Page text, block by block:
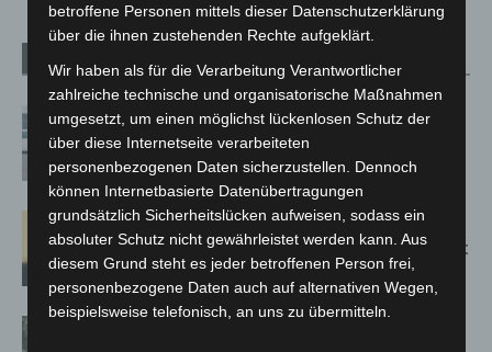
Verwandte Artikel Mehr vom Autor
Niedersachsen: Feuerwehrkräfte
kehren nach Waldbrandeinsatz aus
Spanien zurück
Hannover: Erste Tigermücken-
Population in Niedersachsen entdeckt
betroffene Personen mittels dieser Datenschutzerklärung
über die ihnen zustehenden Rechte aufgeklärt.
Wir haben als für die Verarbeitung Verantwortlicher
zahlreiche technische und organisatorische Maßnahmen
umgesetzt, um einen möglichst lückenlosen Schutz der
über diese Internetseite verarbeiteten
personenbezogenen Daten sicherzustellen. Dennoch
können Internetbasierte Datenübertragungen
grundsätzlich Sicherheitslücken aufweisen, sodass ein
absoluter Schutz nicht gewährleistet werden kann. Aus
diesem Grund steht es jeder betroffenen Person frei,
personenbezogene Daten auch auf alternativen Wegen,
beispielsweise telefonisch, an uns zu übermitteln.